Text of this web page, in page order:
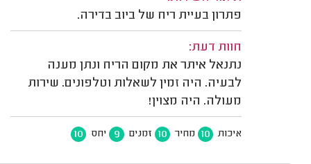
פתרון בעיית ריח של ביוב בדירה.
חוות דעת:
נתנאל איתר את מקום הריח ונתן מענה
לבעיה. היה זמין לשאלות וטלפונים. שירות
מעולה. היה מצוין!
איכות 10 מחיר 10 זמנים 9 יחס 10